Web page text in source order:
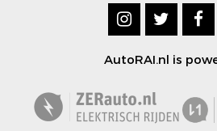
AutoRAI.nl is